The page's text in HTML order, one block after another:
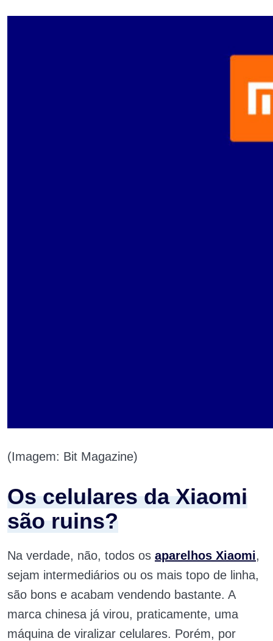
(Imagem: Bit Magazine)
Os celulares da Xiaomi
são ruins?
Na verdade, não, todos os aparelhos Xiaomi,
sejam intermediários ou os mais topo de linha,
são bons e acabam vendendo bastante. A
marca chinesa já virou, praticamente, uma
máquina de viralizar celulares. Porém, por